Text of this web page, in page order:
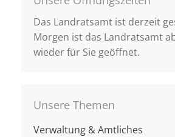
Das Landratsamt ist derzeit
Morgen ist das Landratsamt
wieder für Sie geöffnet.
Unsere Themen
Verwaltung & Amtliches